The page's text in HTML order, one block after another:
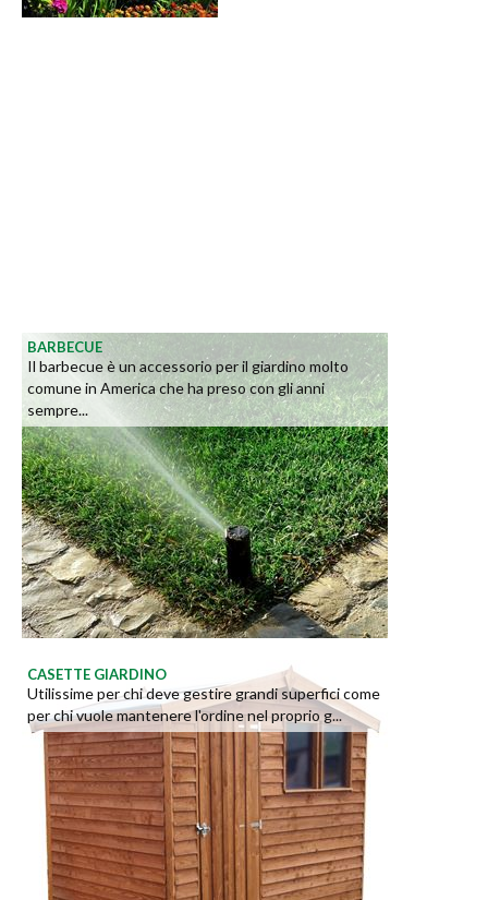
BARBECUE
Il barbecue è un accessorio per il giardino molto
comune in America che ha preso con gli anni
sempre...
CASETTE GIARDINO
Utilissime per chi deve gestire grandi superfici come
per chi vuole mantenere l'ordine nel proprio g...